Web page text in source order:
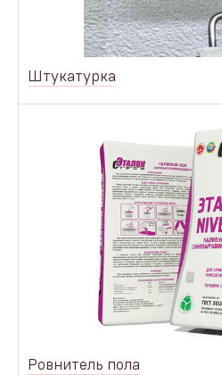
Штукатурка
Ровнитель пола